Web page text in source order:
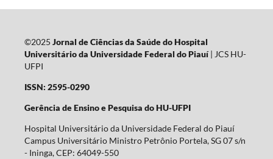
©2025 Jornal de Ciências da Saúde do Hospital
Universitário da Universidade Federal do Piauí| JCS HU-
UFPI
ISSN: 2595-0290
Gerência de Ensino e Pesquisa do HU-UFPI
Hospital Universitário da Universidade Federal do Piauí
Campus Universitário Ministro Petrônio Portela, SG 07 s/n
- Ininga, CEP: 64049-550